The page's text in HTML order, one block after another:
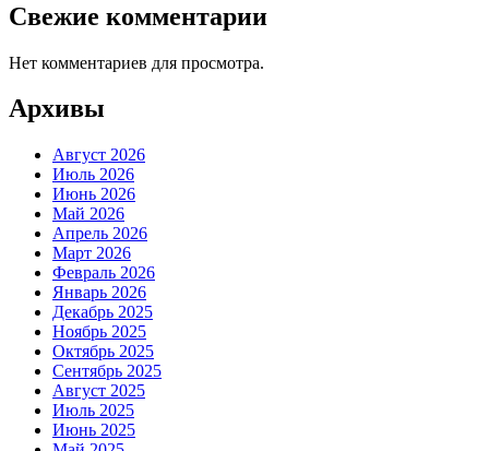
Свежие комментарии
Нет комментариев для просмотра.
Архивы
Август 2026
Июль 2026
Июнь 2026
Май 2026
Апрель 2026
Март 2026
Февраль 2026
Январь 2026
Декабрь 2025
Ноябрь 2025
Октябрь 2025
Сентябрь 2025
Август 2025
Июль 2025
Июнь 2025